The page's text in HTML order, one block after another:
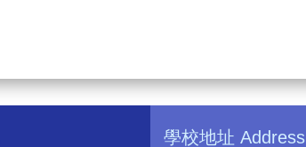
學校地址 Address